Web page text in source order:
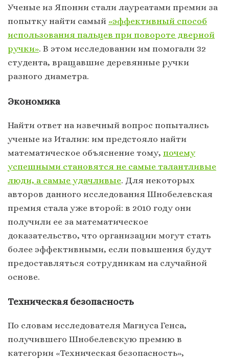
Ученые из Японии стали лауреатами премии за
попытку найти самый «эффективный способ
использования пальцев при повороте дверной
ручки». В этом исследовании им помогали 32
студента, вращавшие деревянные ручки
разного диаметра.
Экономика
Найти ответ на извечный вопрос попытались
ученые из Италии: им предстояло найти
математическое объяснение тому, почему
успешными становятся не самые талантливые
люди, а самые удачливые. Для некоторых
авторов данного исследования Шнобелевская
премия стала уже второй: в 2010 году они
получили ее за математическое
доказательство, что организации могут стать
более эффективными, если повышения будут
предоставляться сотрудникам на случайной
основе.
Техническая безопасность
По словам исследователя Магнуса Генса,
получившего Шнобелевскую премию в
категории «Техническая безопасность»,